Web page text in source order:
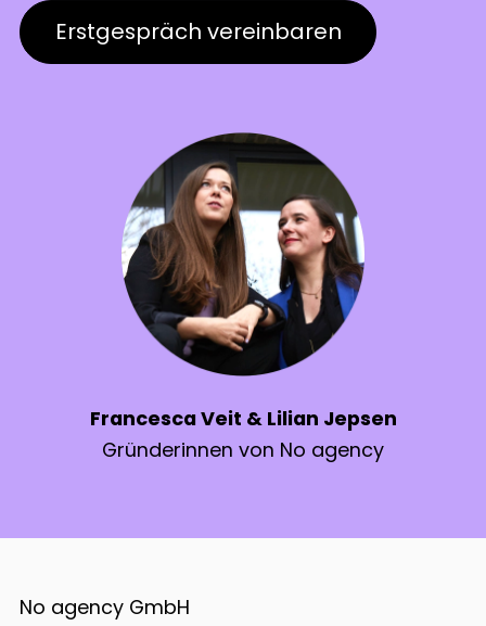
Erstgespräch vereinbaren
Francesca Veit & Lilian Jepsen
Gründerinnen von No agency
No agency GmbH